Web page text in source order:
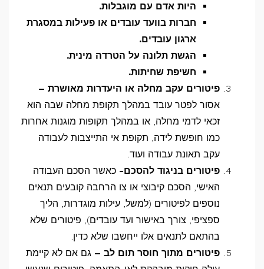
היות אדם עם מוגבלות.
חברות בוועד עובדים או פעילות במסגרת
ארגון עובדים.
הגשת תלונה על הטרדה מינית.
חשיפת שחיתות.
פיטורים עקב מחלה או היעדרות מאושרת –
אסור לפטר עובד במהלך תקופת מחלה שבה הוא
זכאי לדמי מחלה, או במהלך תקופות מוגנות אחרות
כמו חופשת לידה, תקופת אי התייצבות לעבודה
עקב תאונת עבודה ועוד.
פיטורים בניגוד להסכם- כאשר הסכם העבודה
האישי, הסכם קיבוצי או צו הרחבה קובעים תנאים
נוספים לפיטורים (למשל, עילות מוגדרות, הליך
ספציפי, צורך באישור ועד עובדים), פיטורים שלא
בהתאם לתנאים אלו ייחשבו שלא כדין.
פיטורים מתוך חוסר תום לב – גם אם לא קיימת